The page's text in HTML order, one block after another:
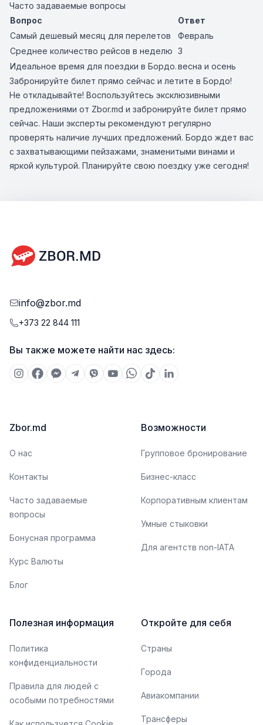
Часто задаваемые вопросы
Вопрос
Ответ
Самый дешевый месяц для перелетов
Февраль
Среднее количество рейсов в неделю 3
Идеальное время для поездки в Бордо.весна и осень
Забронируйте билет прямо сейчас и летите в Бордо!
Не откладывайте! Воспользуйтесь эксклюзивными
предложениями от Zbor.md и забронируйте билет прямо
сейчас. Наши эксперты рекомендуют регулярно
проверять наличие лучших предложений. Бордо ждет вас
с захватывающими пейзажами, знаменитыми винами и
яркой культурой. Планируйте свою поездку уже сегодня!
info@zbor.md
+373 22 844 111
Вы также можете найти нас здесь:
Zbor.md
О нас
Контакты
Часто задаваемые
вопросы
Бонусная программа
Курс Валюты
Блог
Возможности
Групповое бронирование
Бизнес-класс
Корпоративным клиентам
Умные стыковки
Для агентств non-IATA
Полезная информация
Политика
конфиденциальности
Правила для людей с
особыми потребностями
Откройте для себя
Страны
Города
Авиакомпании
Трансферы